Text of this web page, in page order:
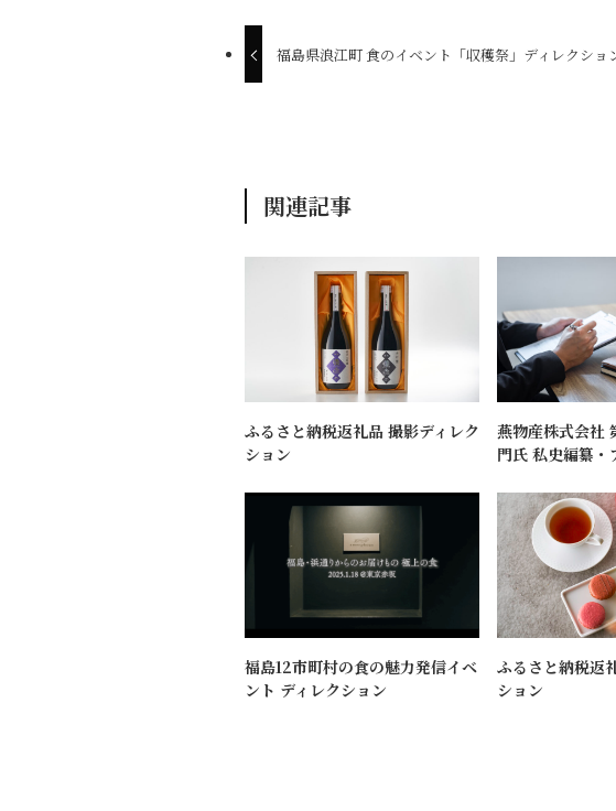
福島県浪江町 食のイベント「収穫祭」ディレクショ
関連記事
ふるさと納税返礼品 撮影ディレク
ション
燕物産株式会社
門氏 私史編纂・
福島12市町村の食の魅力発信イベ
ント ディレクション
ふるさと納税返
ション